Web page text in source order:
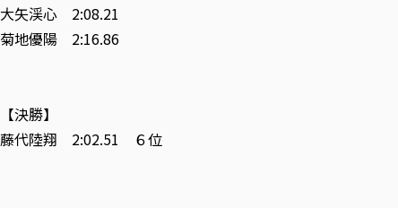
大矢渓心 2:08.21
菊地優陽 2:16.86
【決勝】
藤代陸翔 2:02.51 ６位